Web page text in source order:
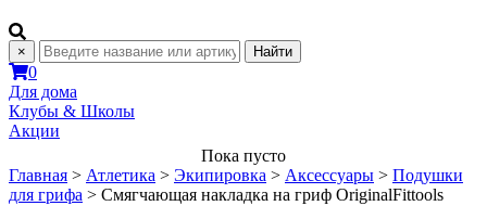
× Найти
0
Для дома
Клубы & Школы
Акции
Пока пусто
Главная > Атлетика > Экипировка > Аксессуары > Подушки
для грифа > Смягчающая накладка на гриф OriginalFittools